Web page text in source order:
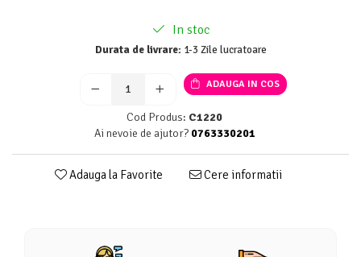
In stoc
Durata de livrare: 1-3 Zile lucratoare
ADAUGA IN COS
Cod Produs: C1220
Ai nevoie de ajutor? 0763330201
Adauga la Favorite Cere informatii